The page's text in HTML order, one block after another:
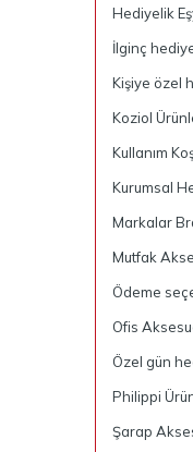
Hediyelik
İlginç
Kişiye özel
Koziol
Kullanım
Kurumsal
Markalar
Mutfak
Ödeme
Ofis
Özel gün
Philippi
Şarap